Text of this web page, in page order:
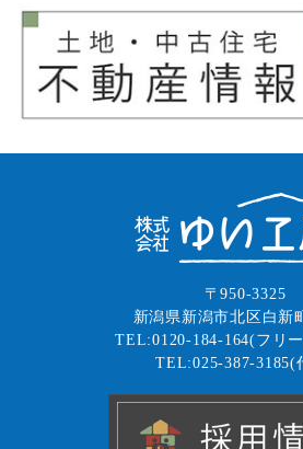
〒950-3325
新潟県新潟市北区白新
TEL:0120-184-164(フリ
TEL:025-387-3185(